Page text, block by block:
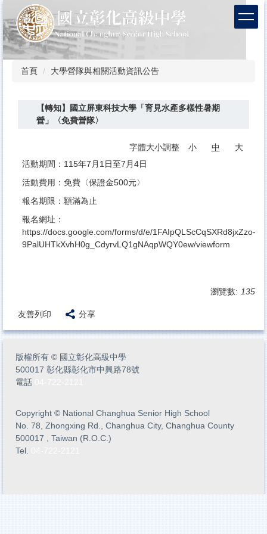
到
主
要
內
首頁 大學營隊與相關活動資訊公告
【轉知】國立屏東科技大學「育見水產多樣性暑期
營」〈免費營隊〉
字體大小調整 小 中
大
活動期間：115年7月1日至7月4日
活動費用：免費〈保證金500元〉
報名期限：額滿為止
報名網址：
https://docs.google.com/forms/d/e/1FAIpQLScCqSXRd8jxZzo-
9PalUHTkXvhH0g_CdyrvLQ1gNAqpWQY0ew/viewform
瀏覽數: 135
友善列印 分享
版權所有 © 國立彰化高級中學
500017 彰化縣彰化市中興路78號
電話
Copyright © National Changhua Senior High School
No. 78, Zhongxing Rd., Changhua City, Changhua County
500017 , Taiwan (R.O.C.)
Tel.